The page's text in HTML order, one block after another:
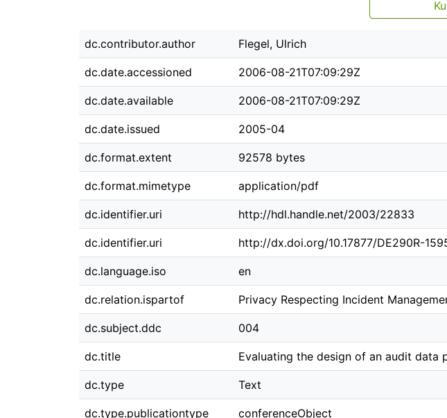
dc.contributor.author Flegel, Ulrich
dc.date.accessioned 2006-08-21T07:09:29Z
dc.date.available 2006-08-21T07:09:29Z
dc.date.issued 2005-04
dc.format.extent 92578 bytes
dc.format.mimetype application/pdf
dc.identifier.uri http://hdl.handle.net/2003/22833
dc.identifier.uri http://dx.doi.org/10.17877/DE290R-
dc.language.iso en
dc.relation.ispartof Privacy Respecting Incident
dc.subject.ddc 004
dc.title Evaluating the design of an audit data
dc.type Text
dc.type.publicationtype conferenceObject